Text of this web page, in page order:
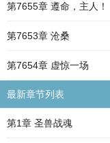
第7655章 遵命，主人！
第7653章 沧桑
第7654章 虚惊一场
最新章节列表
第1章 圣兽战魂